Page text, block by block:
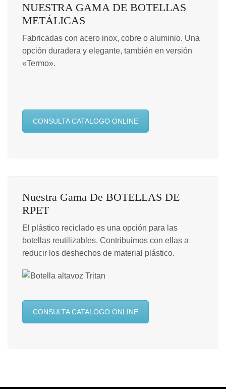
NUESTRA GAMA DE BOTELLAS
METÁLICAS
Fabricadas con acero inox, cobre o aluminio. Una
opción duradera y elegante, también en versión
«Termo».
CONSULTA CATALOGO ONLINE
Nuestra Gama De BOTELLAS DE
RPET
El plástico reciclado es una opción para las
botellas reutilizables. Contribuimos con ellas a
reducir los deshechos de material plástico.
CONSULTA CATALOGO ONLINE